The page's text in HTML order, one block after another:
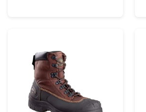
standards